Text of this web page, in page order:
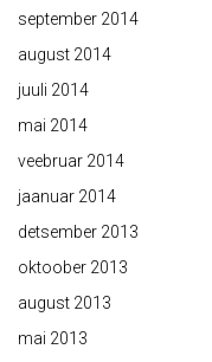
september 2014
august 2014
juuli 2014
mai 2014
veebruar 2014
jaanuar 2014
detsember 2013
oktoober 2013
august 2013
mai 2013